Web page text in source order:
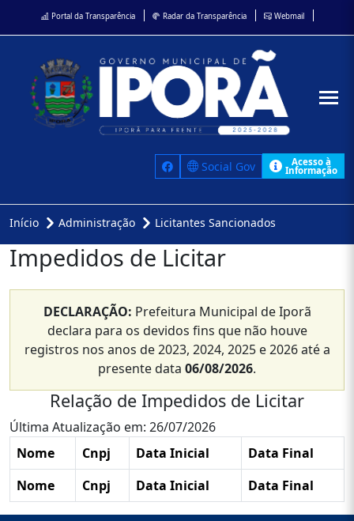
Portal da Transparência Radar da Transparência Webmail
Social Gov Acesso à
Informação
Início Administração Licitantes Sancionados
Impedidos de Licitar
DECLARAÇÃO: Prefeitura Municipal de Iporã
declara para os devidos fins que não houve
registros nos anos de 2023, 2024, 2025 e 2026 até a
presente data 06/08/2026.
Relação de Impedidos de Licitar
Última Atualização em: 26/07/2026
Nome
Cnpj Data Inicial
Data Final
Nome
Cnpj Data Inicial Data Final